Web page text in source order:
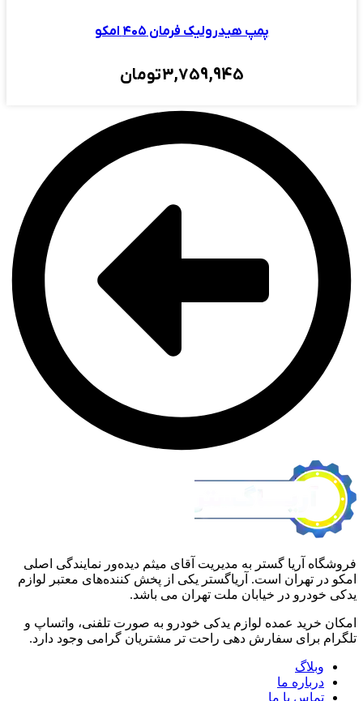
پمپ هیدرولیک فرمان ۴۰۵ امکو
3,759,945تومان
آریا گستر به مدیریت آقای میثم دیده‌ور نمایندگی اصلی
است. آریاگستر یکی از پخش کننده‌های معتبر لوازم
در خیابان ملت تهران می باشد.
عمده لوازم یدکی خودرو به صورت تلفنی، واتساپ و
سفارش دهی راحت تر مشتریان گرامی وجود دارد.
ما
با ما